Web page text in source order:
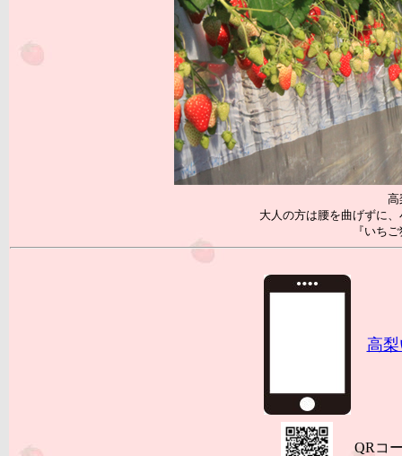
高
大人の方は腰を曲げずに
『いち
高
QRコ